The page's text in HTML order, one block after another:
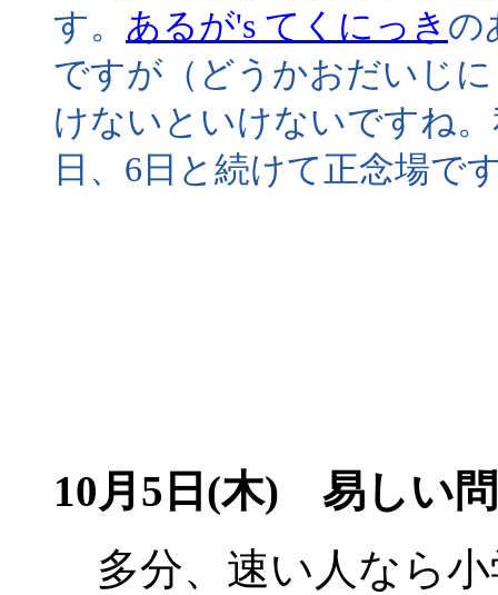
す。 あるが's てくにっき の
ですが（どうかおだいじ
けないといけないですね
日、6日と続けて正念場で
10月5日(木) 易しい
多分、速い人なら